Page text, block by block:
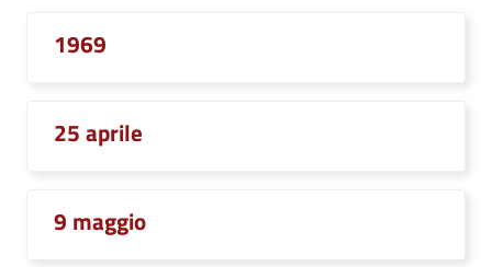
1969
25 aprile
9 maggio